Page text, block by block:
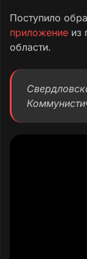
Поступило
приложение из
области.